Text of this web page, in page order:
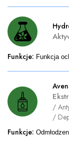
Funkcje: Funkcja
/
/
Funkcje: